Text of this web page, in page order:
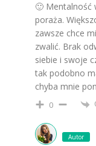
🙂 Mentalność
poraża.
zawsze chce
zwalić. Brak
siebie i swoje
tak podobno
chyba mnie
0
Autor